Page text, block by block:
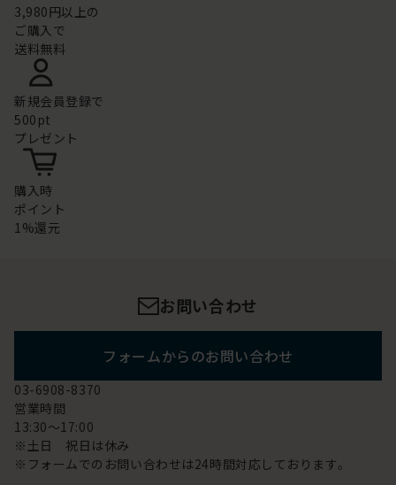
3,980円以上の
ご購入で
送料無料
新規会員登録で
500pt
プレゼント
購入時
ポイント
1%還元
お問い合わせ
フォームからのお問い合わせ
03-6908-8370
営業時間
13:30～17:00
※土日 祝日は休み
※フォームでのお問い合わせは24時間対応しております。